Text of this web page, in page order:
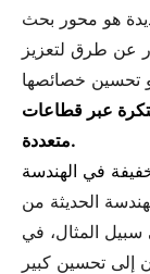
هو محور بحث
عن طرق لتعزيز
تحسين خصائصها
عبر قطاعات
متعددة.
في الهندسة
الحديثة من
سبيل المثال، في
إلى تحسين كبير